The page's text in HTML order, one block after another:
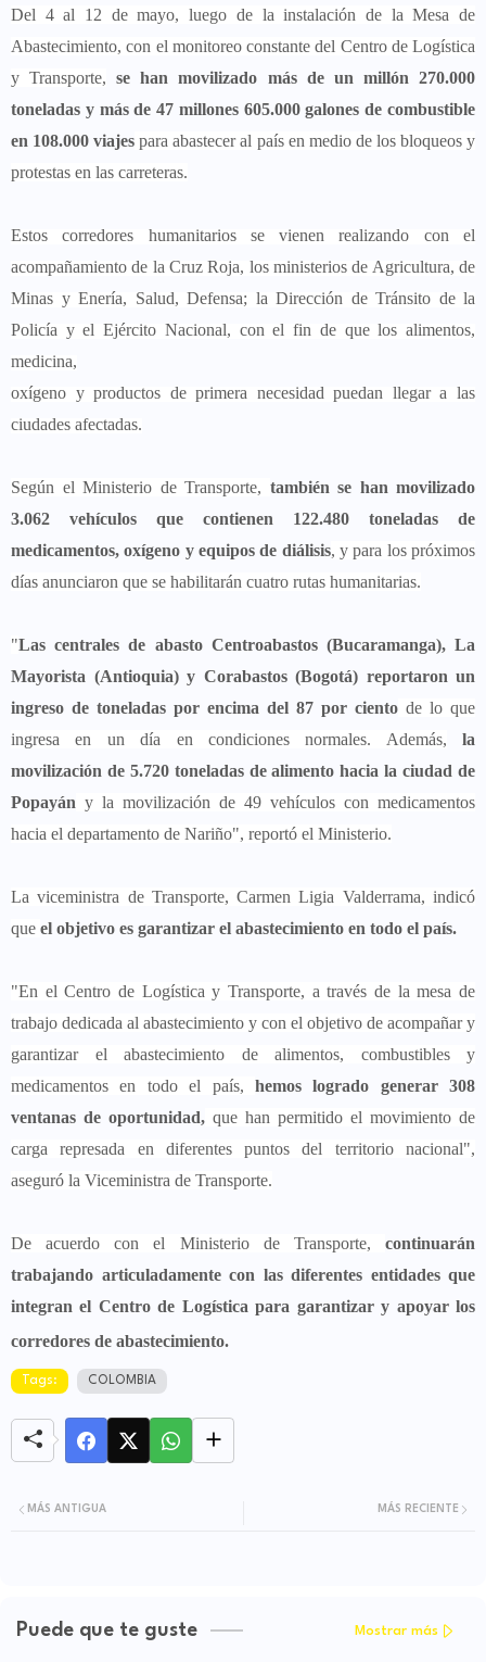
Del 4 al 12 de mayo, luego de la instalación de la Mesa de
Abastecimiento, con el monitoreo constante del Centro de Logística
y Transporte, se han movilizado más de un millón 270.000
toneladas y más de 47 millones 605.000 galones de combustible
en 108.000 viajes para abastecer al país en medio de los bloqueos y
protestas en las carreteras.
Estos corredores humanitarios se vienen realizando con el
acompañamiento de la Cruz Roja, los ministerios de Agricultura, de
Minas y Enería, Salud, Defensa; la Dirección de Tránsito de la
Policía y el Ejército Nacional, con el fin de que los alimentos,
medicina,
oxígeno y productos de primera necesidad puedan llegar a las
ciudades afectadas.
Según el Ministerio de Transporte, también se han movilizado
3.062 vehículos que contienen 122.480 toneladas de
medicamentos, oxígeno y equipos de diálisis, y para los próximos
días anunciaron que se habilitarán cuatro rutas humanitarias.
"Las centrales de abasto Centroabastos (Bucaramanga), La
Mayorista (Antioquia) y Corabastos (Bogotá) reportaron un
ingreso de toneladas por encima del 87 por ciento de lo que
ingresa en un día en condiciones normales. Además, la
movilización de 5.720 toneladas de alimento hacia la ciudad de
Popayán y la movilización de 49 vehículos con medicamentos
hacia el departamento de Nariño", reportó el Ministerio.
La viceministra de Transporte, Carmen Ligia Valderrama, indicó
que el objetivo es garantizar el abastecimiento en todo el país.
"En el Centro de Logística y Transporte, a través de la mesa de
trabajo dedicada al abastecimiento y con el objetivo de acompañar y
garantizar el abastecimiento de alimentos, combustibles y
medicamentos en todo el país, hemos logrado generar 308
ventanas de oportunidad, que han permitido el movimiento de
carga represada en diferentes puntos del territorio nacional",
aseguró la Viceministra de Transporte.
De acuerdo con el Ministerio de Transporte, continuarán
trabajando articuladamente con las diferentes entidades que
integran el Centro de Logística para garantizar y apoyar los
corredores de abastecimiento.
Tags: COLOMBIA
MÁS RECIENTE
MÁS ANTIGUA
Puede que te guste Mostrar más